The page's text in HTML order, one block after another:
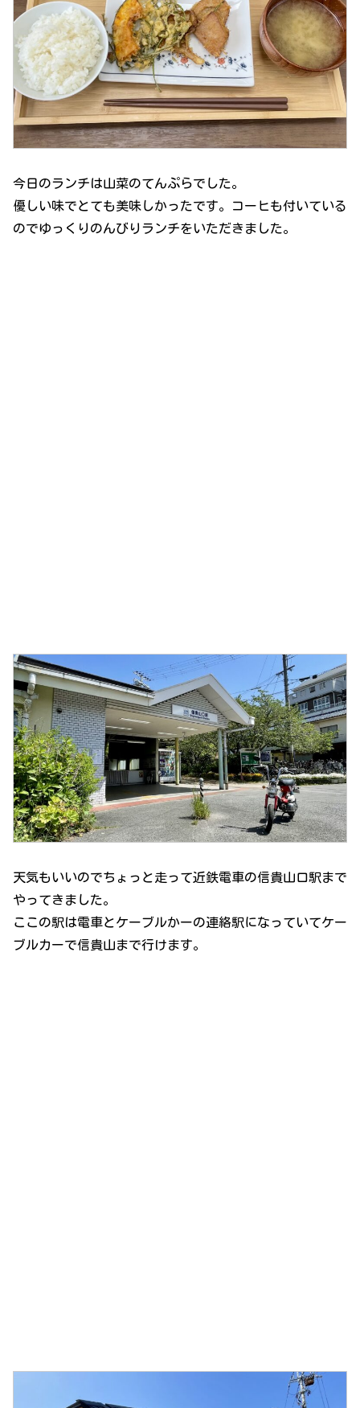
今日のランチは山菜のてんぷらでした。
優しい味でとても美味しかったです。コーヒも付いている
のでゆっくりのんびりランチをいただきました。
天気もいいのでちょっと走って近鉄電車の信貴山口駅まで
やってきました。
ここの駅は電車とケーブルかーの連絡駅になっていてケー
ブルカーで信貴山まで行けます。